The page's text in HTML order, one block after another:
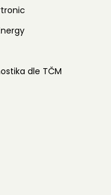
dle TČM